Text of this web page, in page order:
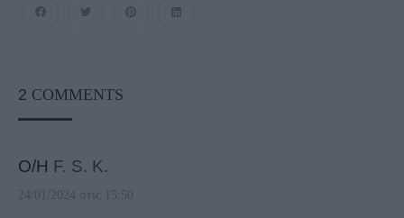
2 COMMENTS
Ο/Η F. S. K.
24/01/2024 στις 15:50